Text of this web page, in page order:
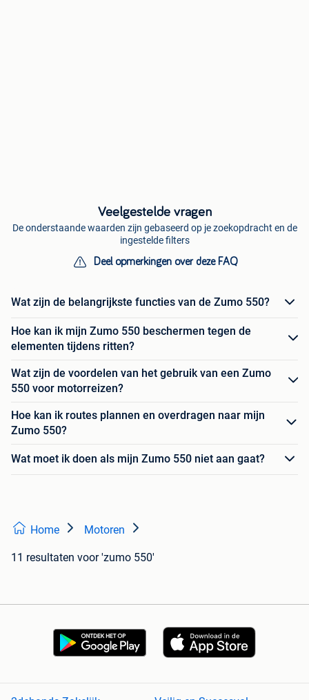
Veelgestelde vragen
De onderstaande waarden zijn gebaseerd op je zoekopdracht en de
ingestelde filters
Deel opmerkingen over deze FAQ
Wat zijn de belangrijkste functies van de Zumo 550?
Hoe kan ik mijn Zumo 550 beschermen tegen de
elementen tijdens ritten?
Wat zijn de voordelen van het gebruik van een Zumo
550 voor motorreizen?
Hoe kan ik routes plannen en overdragen naar mijn
Zumo 550?
Wat moet ik doen als mijn Zumo 550 niet aan gaat?
Home Motoren
11 resultaten voor 'zumo 550'